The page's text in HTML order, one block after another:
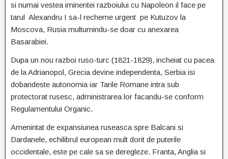
si numai vestea iminentei razboiului cu Napoleon il face pe
tarul Alexandru I sa-l recheme urgent pe Kutuzov la
Moscova, Rusia multumindu-se doar cu anexarea
Basarabiei.
Dupa un nou razboi ruso-turc (1821-1829), incheiat cu pacea
de la Adrianopol, Grecia devine independenta, Serbia isi
dobandeste autonomia iar Tarile Romane intra sub
protectorat rusesc, administrarea lor facandu-se conform
Regulamentului Organic.
Amenintat de expansiunea ruseasca spre Balcani si
Dardanele, echilibrul european mult dorit de puterile
occidentale, este pe cale sa se deregleze. Franta, Anglia si